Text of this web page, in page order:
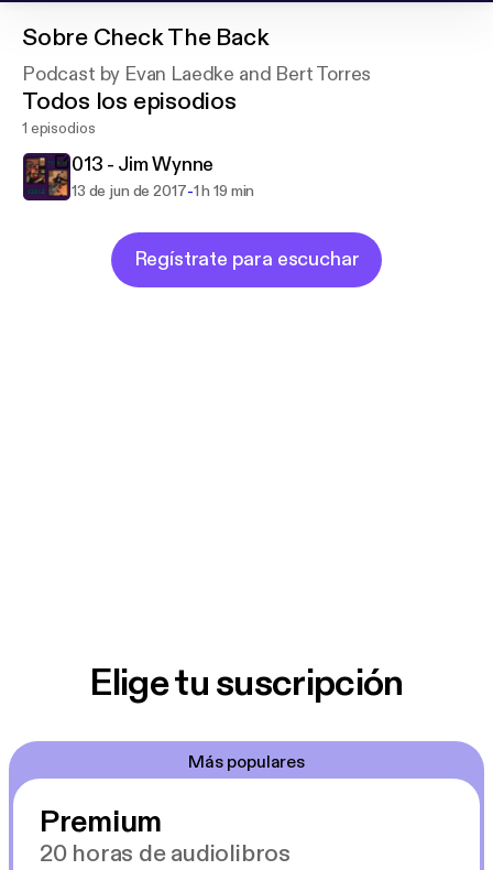
Sobre Check The Back
Podcast by Evan Laedke and Bert Torres
Todos los episodios
1 episodios
013 - Jim Wynne
13 de jun de 2017-1 h 19 min
Regístrate para escuchar
Elige tu suscripción
Más populares
Premium
20 horas de audiolibros